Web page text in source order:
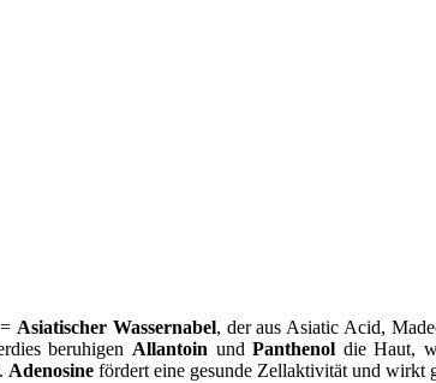
= Asiatischer Wassernabel, der aus Asiatic Acid,
beruhigen Allantoin undPanthenol die Haut,
Adenosine fördert eine gesunde Zellaktivität und wirkt